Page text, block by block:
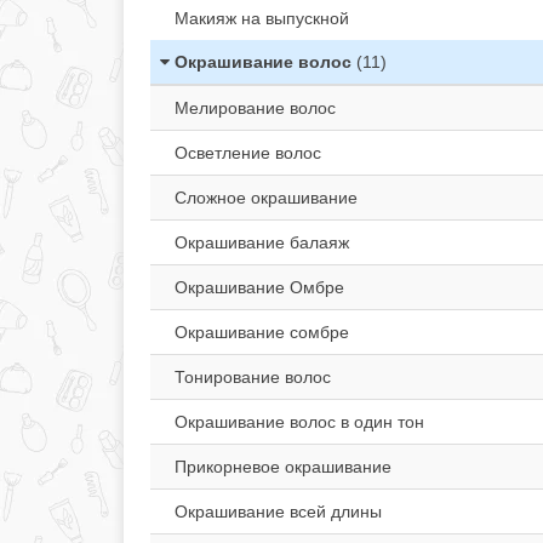
Макияж на выпускной
Окрашивание волос (11)
Мелирование волос
Осветление волос
Сложное окрашивание
Окрашивание балаяж
Окрашивание Омбре
Окрашивание сомбре
Тонирование волос
Окрашивание волос в один тон
Прикорневое окрашивание
Окрашивание всей длины